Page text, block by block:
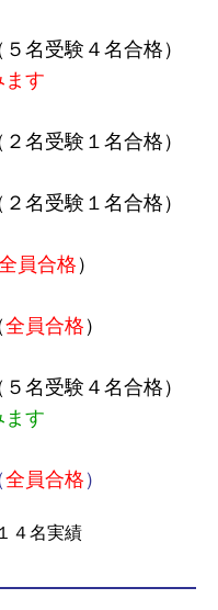
５名受験４名合格）
す
２名受験１名合格）
２名受験１名合格）
員合格 ）
全員合格 ）
５名受験４名合格）
す
全員合格 ）
実績